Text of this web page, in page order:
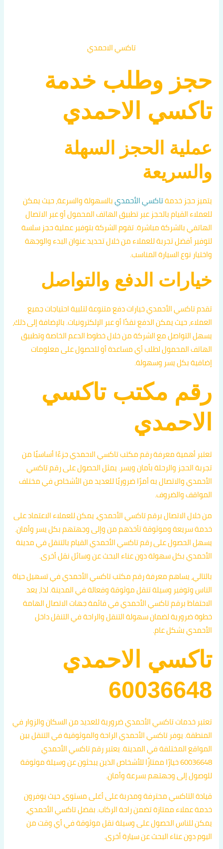
تاكسي الاحمدي
حجز وطلب خدمة
تاكسي الاحمدي
عملية الحجز السهلة
والسريعة
يتميز حجز خدمةتاكسي الأحمديبالسهولة والسرعة، حيث يمكن
للعملاء القيام بالحجز عبر تطبيق الهاتف المحمول أو عبر الاتصال
الهاتفي بالشركة مباشرة. تقوم الشركة بتوفير عملية حجز سلسة
لتوفير أفضل تجربة للعملاء من خلال تحديد عنوان البدء والوجهة
واختيار نوع السيارة المناسب.
خيارات الدفع والتواصل
تقدم تاكسي الأحمدي خيارات دفع متنوعة لتلبية احتياجات جميع
العملاء، حيث يمكن الدفع نقدًا أو عبر الإلكترونيات. بالإضافة إلى ذلك،
يسهل التواصل مع الشركة من خلال خطوط الدعم الخاصة وتطبيق
الهاتف المحمول لطلب أي مساعدة أو للحصول على معلومات
إضافية بكل يسر وسهولة.
رقم مكتب تاكسي
الاحمدي
تعتبر أهمية معرفة رقم مكتب تاكسي الاحمدي جزءًا أساسيًا من
تجربة الحجز والرحلة بأمان ويسر. يمثل الحصول على رقم تاكسي
الأحمدي والاتصال به أمرًا ضروريًا للعديد من الأشخاص في مختلف
المواقف والضروف.
من خلال الاتصال برقم تاكسي الأحمدي، يمكن للعملاء الاعتماد على
خدمة سريعة وموثوقة تأخذهم من وإلى وجهتهم بكل يسر وأمان.
يسهل الحصول على رقم تاكسي الأحمدي القيام بالتنقل في مدينة
الأحمدي بكل سهولة دون عناء البحث عن وسائل نقل أخرى.
بالتالي، يساهم معرفة رقم مكتب تاكسي الأحمدي في تسهيل حياة
الناس وتوفير وسيلة تنقل موثوقة وفعالة في المدينة. لذا، يعد
الاحتفاظ برقم تاكسي الأحمدي في قائمة جهات الاتصال الهامة
خطوة ضرورية لضمان سهولة التنقل والراحة في التنقل داخل
الأحمدي بشكل عام.
تاكسي الاحمدي
60036648
تعتبر خدمات تاكسي الأحمدي ضرورية للعديد من السكان والزوار في
المنطقة. يوفر تاكسي الأحمدي الراحة والموثوقية في التنقل بين
المواقع المختلفة في المدينة. يعتبر رقم تاكسي الأحمدي
60036648 خيارًا ممتازًا للأشخاص الذين يبحثون عن وسيلة موثوقة
للوصول إلى وجهتهم بسرعة وأمان.
قيادة التاكسي محترفة ومدربة على أعلى مستوى، حيث يوفرون
خدمة عملاء ممتازة تضمن راحة الركاب. بفضل تاكسي الأحمدي،
يمكن للناس الحصول على وسيلة نقل موثوقة في أي وقت من
اليوم دون عناء البحث عن سيارة أخرى.